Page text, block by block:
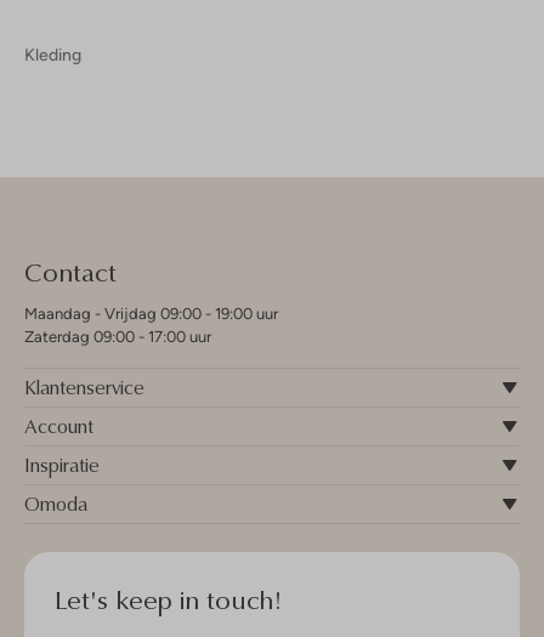
Kleding
Contact
Maandag - Vrijdag 09:00 - 19:00 uur
Zaterdag 09:00 - 17:00 uur
Klantenservice
Account
Inspiratie
Omoda
Let's keep in touch!